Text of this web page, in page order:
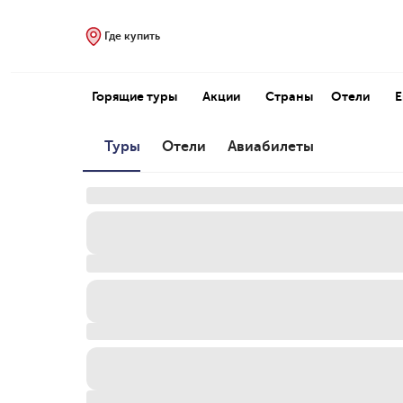
Где купить
Горящие туры Акции Страны Отели
Туры Отели Авиабилеты